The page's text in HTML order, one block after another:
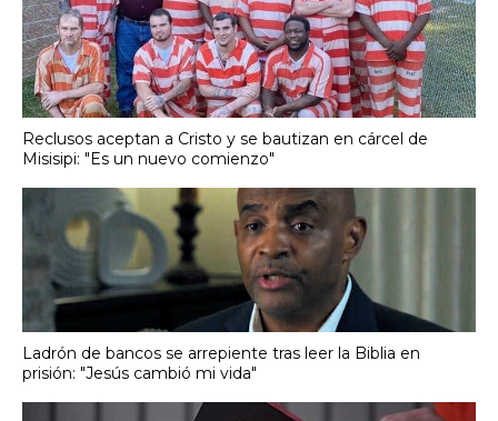
Reclusos aceptan a Cristo y se bautizan en cárcel de
Misisipi: "Es un nuevo comienzo"
Ladrón de bancos se arrepiente tras leer la Biblia en
prisión: "Jesús cambió mi vida"